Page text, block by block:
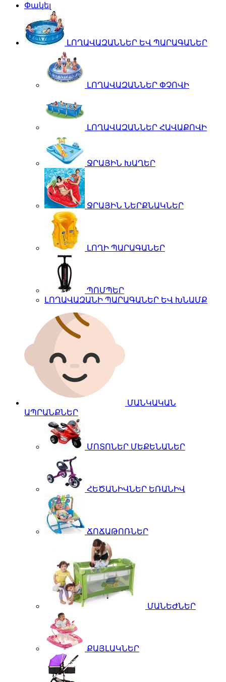
Փակել
ԼՈՂԱՎԱԶԱՆՆԵՐ ԵՎ ՊԱՐԱԳԱՆԵՐ
ԼՈՂԱՎԱԶԱՆՆԵՐ ՓՉՈՎԻ
ԼՈՂԱՎԱԶԱՆՆԵՐ ՀԱՎԱՔՈՎԻ
ՋՐԱՅԻՆ ԽԱՂԵՐ
ՋՐԱՅԻՆ ՆԵՐՔՆԱԿՆԵՐ
ԼՈՂԻ ՊԱՐԱԳԱՆԵՐ
ՊՈՄՊԵՐ
ԼՈՂԱՎԱԶԱՆԻ ՊԱՐԱԳԱՆԵՐ ԵՎ ԽՆԱՄՔ
ՄԱՆԿԱԿԱՆ
ԱՊՐԱՆՔՆԵՐ
ՄՈՏՈՆԵՐ ՄԵՔԵՆԱՆԵՐ
ՀԵԾԱՆԻՎՆԵՐ ԵՌԱՆԻՎ
ՃՈՃԱԹՈՌՆԵՐ
ՄԱՆԵԺՆԵՐ
ՔԱՅԼԱԿՆԵՐ